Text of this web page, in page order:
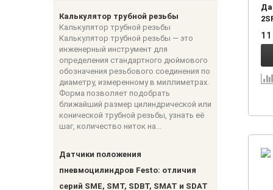
Калькулятор трубной резьбы
Калькулятор трубной резьбы
Калькулятор трубной резьбы — это
инженерный инструмент для
определения стандартного дюймового
обозначения резьбового соединения по
диаметру, измеренному в миллиметрах.
Форма позволяет подобрать
ближайший размер цилиндрической или
конической трубной резьбы, узнать её
шаг, количество ниток на...
Датчики положения
пневмоцилиндров Festo: отличия
серий SME, SMT, SDBT, SMAT и SDAT